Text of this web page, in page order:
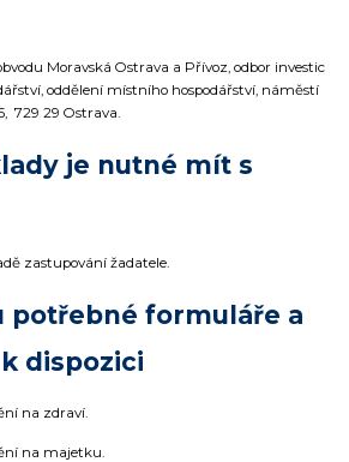
Moravská Ostrava a Přívoz, odbor investic
oddělení místního hospodářství, náměstí
729 29 Ostrava.
je nutné mít s
zastupování žadatele.
potřebné formuláře a
dispozici
na zdraví.
na majetku.